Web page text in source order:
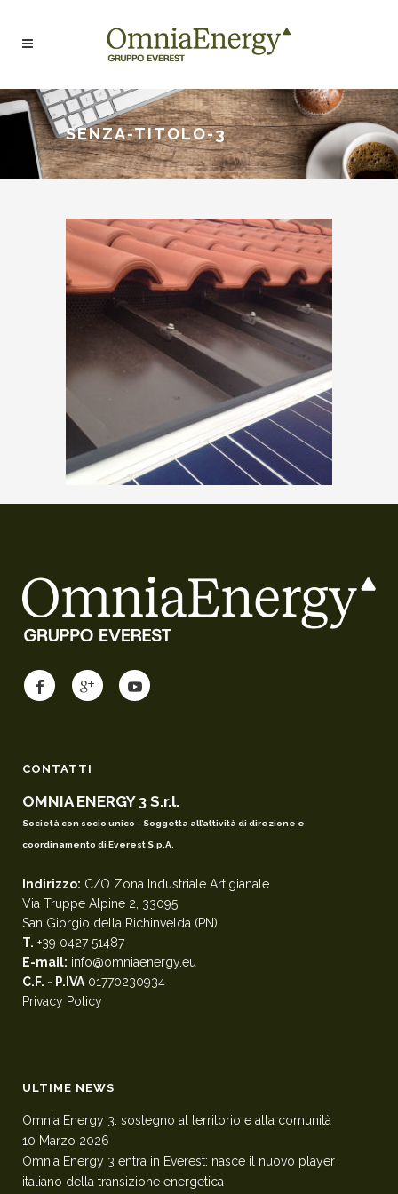
SENZA-TITOLO-3
CONTATTI
OMNIA ENERGY 3 S.r.l.
Società con socio unico - Soggetta all’attività di direzione e
coordinamento di Everest S.p.A.
Indirizzo: C/O Zona Industriale Artigianale
Via Truppe Alpine 2, 33095
San Giorgio della Richinvelda (PN)
T. +39 0427 51487
E-mail: info@omniaenergy.eu
C.F. - P.IVA 01770230934
Privacy Policy
ULTIME NEWS
Omnia Energy 3: sostegno al territorio e alla comunità
10 Marzo 2026
Omnia Energy 3 entra in Everest: nasce il nuovo player
italiano della transizione energetica